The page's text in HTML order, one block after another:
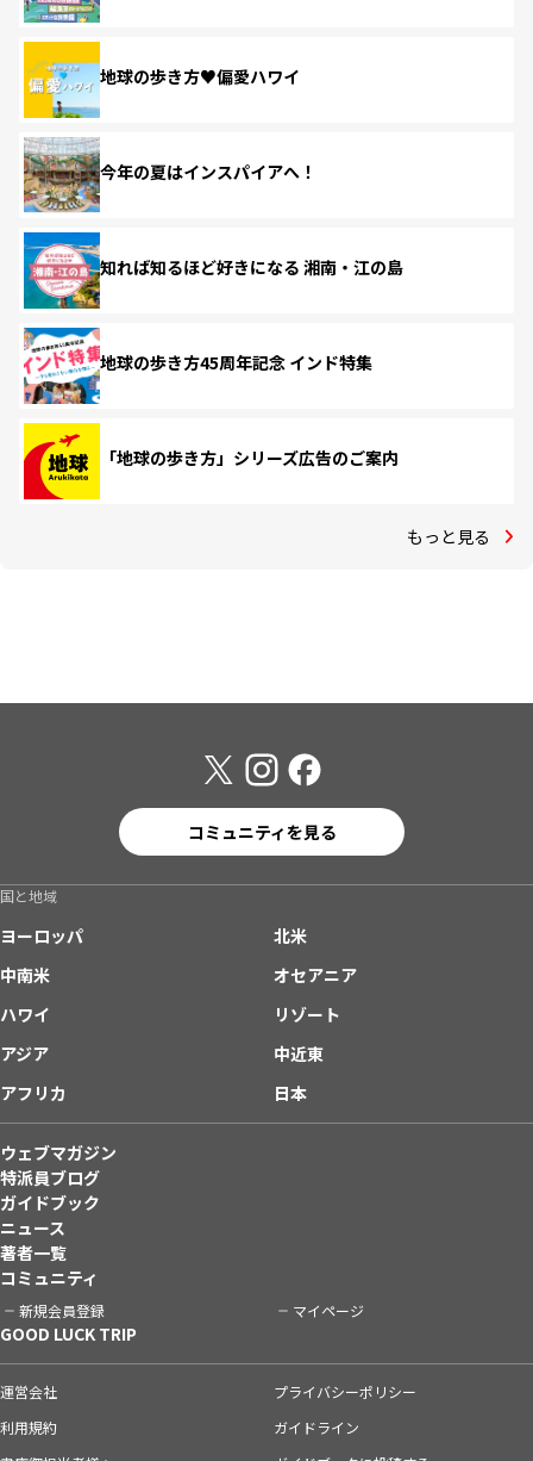
地球の歩き方♥偏愛ハワイ
今年の夏はインスパイアへ！
知れば知るほど好きになる 湘南・江の島
地球の歩き方45周年記念 インド特集
「地球の歩き方」シリーズ広告のご案内
もっと見る
コミュニティを見る
国と地域
ヨーロッパ
北米
中南米
オセアニア
ハワイ
リゾート
アジア
中近東
アフリカ
日本
ウェブマガジン
特派員ブログ
ガイドブック
ニュース
著者一覧
コミュニティ
新規会員登録 マイページ
GOOD LUCK TRIP
運営会社
プライバシーポリシー
利用規約
ガイドライン